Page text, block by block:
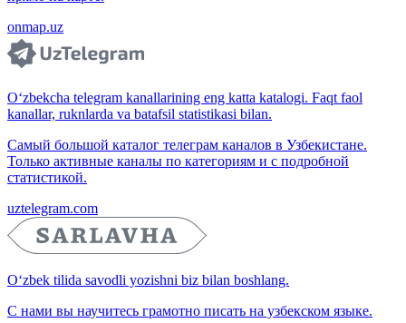
onmap.uz
O‘zbekcha telegram kanallarining eng katta katalogi. Faqt faol
kanallar, ruknlarda va batafsil statistikasi bilan.
Самый большой каталог телеграм каналов в Узбекистане.
Только активные каналы по категориям и с подробной
статистикой.
uztelegram.com
O‘zbek tilida savodli yozishni biz bilan boshlang.
С нами вы научитесь грамотно писать на узбекском языке.